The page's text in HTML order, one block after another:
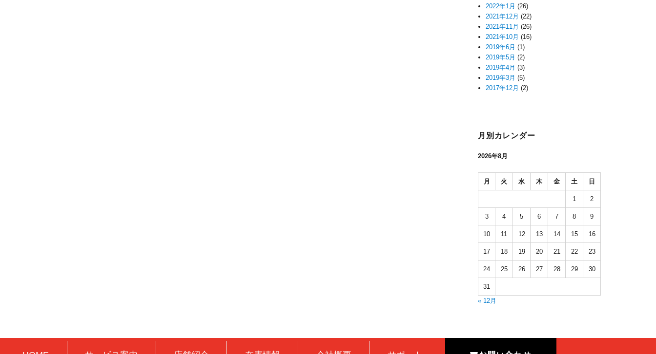
2022年1月 (26)
2021年12月 (22)
2021年11月 (26)
2021年10月 (16)
2019年6月 (1)
2019年5月 (2)
2019年4月 (3)
2019年3月 (5)
2017年12月 (2)
月別カレンダー
2026年8月
月 火 水 木 金 土 日
1 2
3 4 5 6 7 8 9
10 11 12 13 14 15 16
17 18 19 20 21 22 23
24 25 26 27 28 29 30
31
« 12月